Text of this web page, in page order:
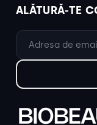
ALĂTURĂ-TE